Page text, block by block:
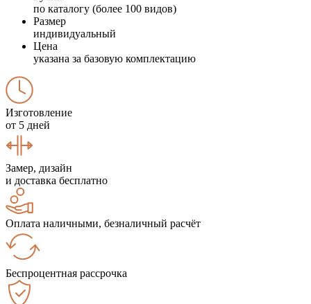
по каталогу (более 100 видов)
Размер
индивидуальный
Цена
указана за базовую комплектацию
Изготовление
от 5 дней
Замер, дизайн
и доставка бесплатно
Оплата наличными, безналичный расчёт
Беспроцентная рассрочка